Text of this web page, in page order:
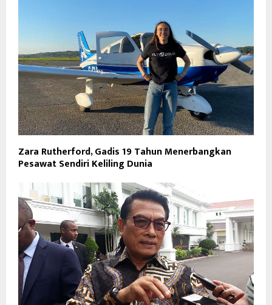
Zara Rutherford, Gadis 19 Tahun Menerbangkan
Pesawat Sendiri Keliling Dunia